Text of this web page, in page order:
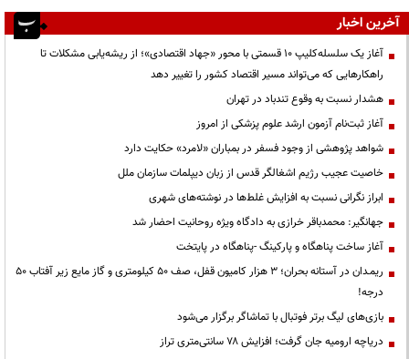
آخرین اخبار
آغاز یک سلسله‌کلیپ ۱۰ قسمتی با محور «جهاد اقتصادی»؛ از ریشه‌یابی مشکلات تا
راهکارهایی که می‌تواند مسیر اقتصاد کشور را تغییر دهد
هشدار نسبت به وقوع تندباد در تهران
آغاز ثبت‌نام آزمون ارشد علوم پزشکی از امروز
شواهد پژوهشی از وجود فسفر در بمباران «لامرد» حکایت دارد
خاصیت عجیب رژیم اشغالگر قدس از زبان دیپلمات سازمان ملل
ابراز نگرانی نسبت به افزایش غلط‌ها در نوشته‌های شهری
جهانگیر: محمدباقر خرازی به دادگاه ویژه روحانیت احضار شد
آغاز ساخت پناهگاه و پارکینگ -پناهگاه در پایتخت
ریمـدان در آستانه بحران؛ ۳ هزار کامیون قفل، صف ۵۰ کیلومتری و گاز مایع زیر آفتاب ۵۰
درجه!
بازی‌های لیگ برتر فوتبال با تماشاگر برگزار می‌شود
دریاچه ارومیه جان گرفت؛ افزایش ۷۸ سانتی‌متری تراز